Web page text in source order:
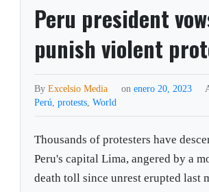
Peru president
punish violent
ByExcelsio Media on enero 20, 2023
Perú,protests,World
Thousands of protesters have
Peru's capital Lima, angered by a
death toll since unrest erupted last